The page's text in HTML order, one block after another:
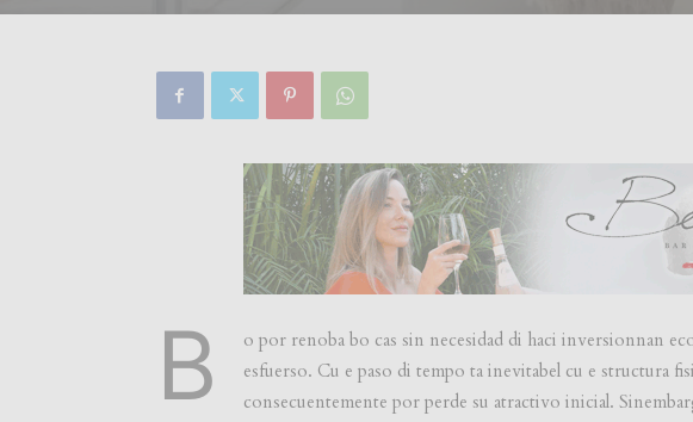
B
o por renoba bo cas sin necesidad di haci inversionnan
esfuerso. Cu e paso di tempo ta inevitabel cu e structura
consecuentemente por perde su atractivo inicial.